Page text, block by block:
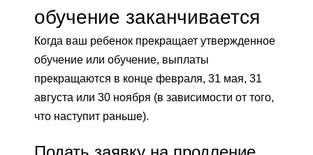
обучение заканчивается
Когда ваш ребенок прекращает утвержденное
обучение или обучение, выплаты
прекращаются в конце февраля, 31 мая, 31
августа или 30 ноября (в зависимости от того,
что наступит раньше).